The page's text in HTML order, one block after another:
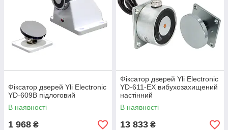
Фіксатор дверей Yli Electronic
YD-609B підлоговий
В наявності
1 968 ₴
Фіксатор дверей Yli Electronic
YD-611-EX вибухозахищений
настінний
В наявності
13 833 ₴